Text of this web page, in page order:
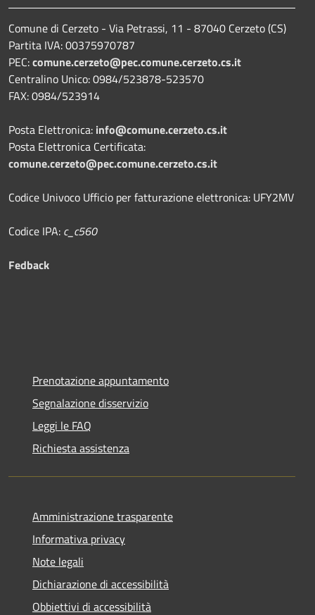
Comune di Cerzeto - Via Petrassi, 11 - 87040 Cerzeto (CS)
Partita IVA: 00375970787
PEC:comune.cerzeto@pec.comune.cerzeto.cs.it
Centralino Unico: 0984/523878-523570
FAX: 0984/523914
Posta Elettronica: info@comune.cerzeto.cs.it
Posta Elettronica Certificata:
comune.cerzeto@pec.comune.cerzeto.cs.it
Codice Univoco Ufficio per fatturazione elettronica: UFY2MV
Codice IPA: c_c560
Fedback
Prenotazione appuntamento
Segnalazione disservizio
Leggi le FAQ
Richiesta assistenza
Amministrazione trasparente
Informativa privacy
Note legali
Dichiarazione di accessibilità
Obbiettivi di accessibilità